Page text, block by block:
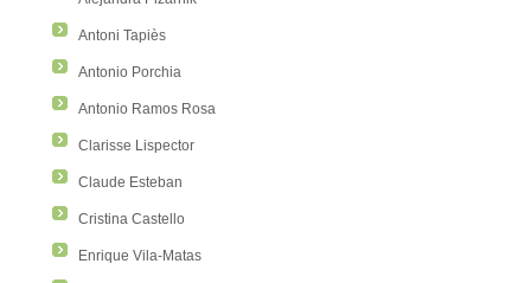
Antoni Tapiès
Antonio Porchia
Antonio Ramos Rosa
Clarisse Lispector
Claude Esteban
Cristina Castello
Enrique Vila-Matas